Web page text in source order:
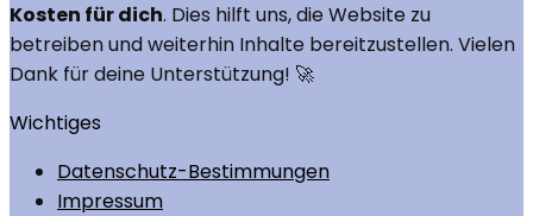
Kosten für dich. Dies hilft uns, die Website zu
betreiben und weiterhin Inhalte bereitzustellen. Vielen
Dank für deine Unterstützung! 🚀
Wichtiges
Datenschutz-Bestimmungen
Impressum